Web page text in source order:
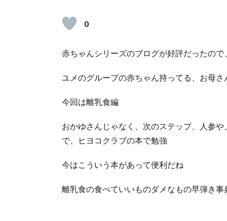
0
赤ちゃんシリーズのブログが好評だったので
ユメのグループの赤ちゃん持ってる、お母
今回は離乳食編
おかゆさんじゃなく、次のステップ、人参
で、ヒヨコクラブの本で勉強
今はこういう本があって便利だね
離乳食の食べていいものダメなもの早弾き事